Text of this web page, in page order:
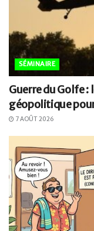
SÉMINAIRE
Guerre du Golfe
géopolitique
7 AOÛT 2026